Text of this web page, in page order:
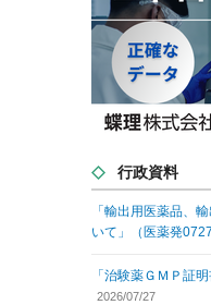
行政資料
「輸出用医薬品、
いて」（医薬発0727
「治験薬ＧＭＰ証
2026/07/27